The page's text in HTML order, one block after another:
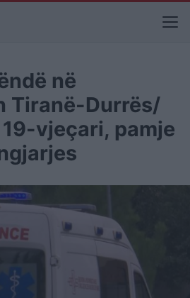
në
Tiranë-Durrës/
vjeçari, pamje